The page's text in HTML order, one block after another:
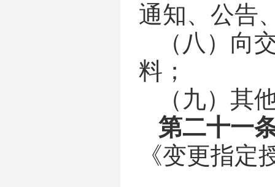
通知、公告
（八） 向
料；
（九） 其
第二十一
《变更指